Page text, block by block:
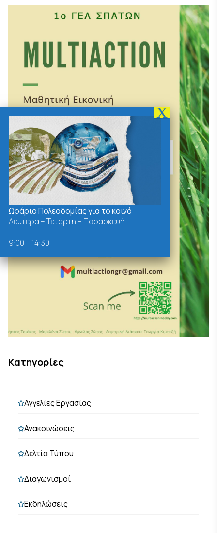
Κατηγορίες
Αγγελίες Εργασίας
Ανακοινώσεις
Δελτία Τύπου
Διαγωνισμοί
Εκδηλώσεις
Ωράριο Πολεοδομίας για το κοινό
Δευτέρα – Τετάρτη – Παρασκευή
9:00 – 14:30